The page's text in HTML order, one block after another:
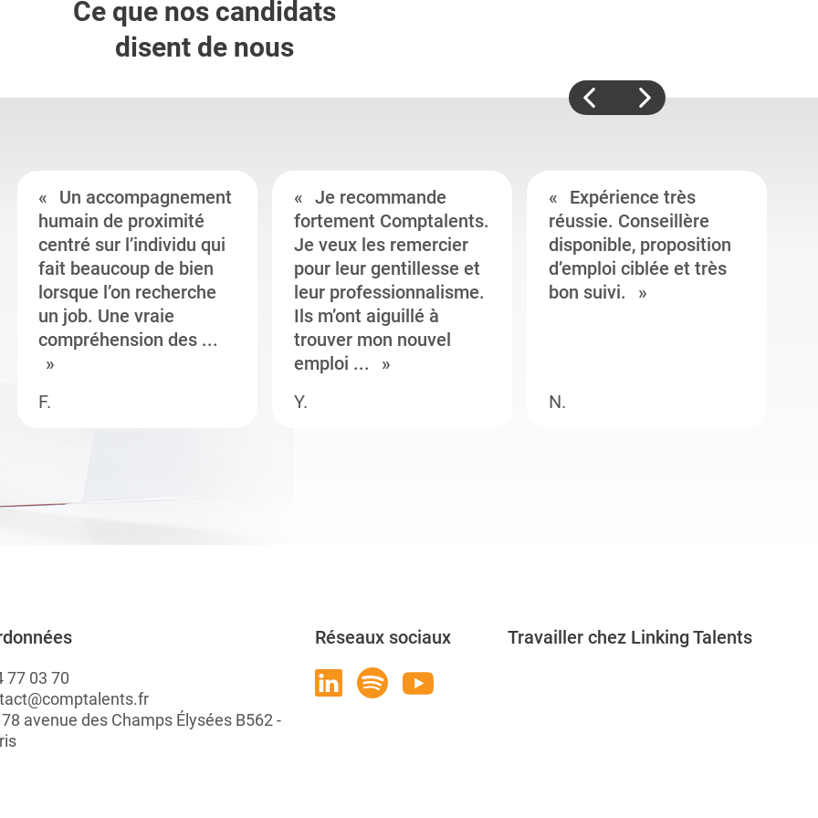
Ce que nos candidats
disent de nous
Un accompagnement
humain de proximité
centré sur l’individu qui
fait beaucoup de bien
lorsque l’on recherche
un job. Une vraie
compréhension des ...
F.
Je recommande
fortement Comptalents.
Je veux les remercier
pour leur gentillesse et
leur professionnalisme.
Ils m’ont aiguillé à
trouver mon nouvel
emploi ...
Y.
Expérience très
réussie. Conseillère
disponible, proposition
d’emploi ciblée et très
bon suivi.
N.
77 03 70
avenue des Champs Élysées B562 -
Réseaux sociaux Travailler chez Linking Talents